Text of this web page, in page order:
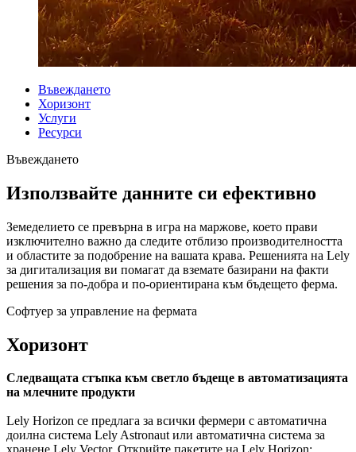
Въвеждането
Хоризонт
Услуги
Ресурси
Въвеждането
Използвайте данните си ефективно
Земеделието се превърна в игра на маржове, което прави
изключително важно да следите отблизо производителността
и областите за подобрение на вашата крава. Решенията на Lely
за дигитализация ви помагат да вземате базирани на факти
решения за по-добра и по-ориентирана към бъдещето ферма.
Софтуер за управление на фермата
Хоризонт
Следващата стъпка към светло бъдеще в автоматизацията
на млечните продукти
Lely Horizon се предлага за всички фермери с автоматична
доилна система Lely Astronaut или автоматична система за